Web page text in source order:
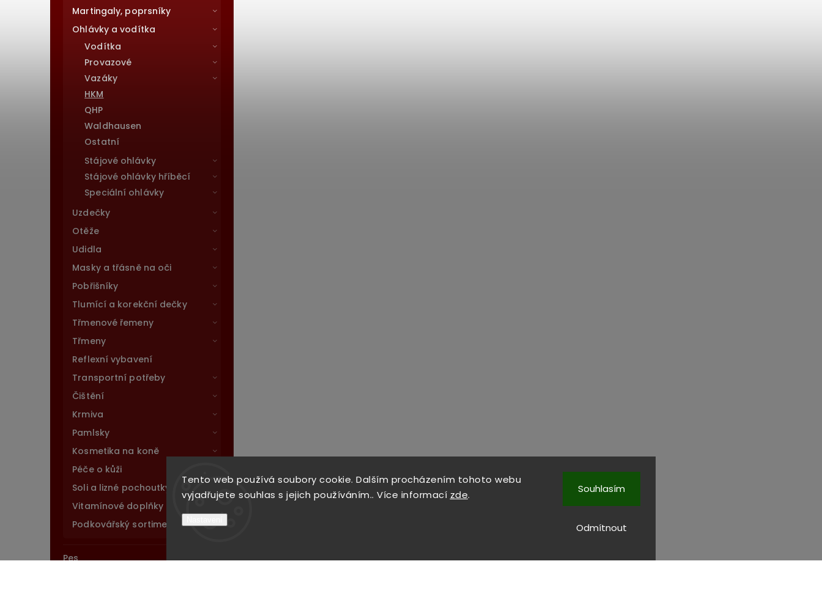
Tento web používá soubory cookie. Dalším procházením tohoto webu
vyjadřujete souhlas s jejich používáním.. Více informací zde.
Odmítnout
Souhlasím
Martingaly, poprsníky
Ohlávky a vodítka
Vodítka
Provazové
Vazáky
HKM
QHP
Waldhausen
Ostatní
Stájové ohlávky
Stájové ohlávky hříběcí
Speciální ohlávky
Uzdečky
Otěže
Udidla
Masky a třásně na oči
Pobřišníky
Tlumící a korekční dečky
Třmenové řemeny
Třmeny
Reflexní vybavení
Transportní potřeby
Čištění
Krmiva
Pamlsky
Kosmetika na koně
Péče o kůži
Soli a lizné pochoutky
Vitamínové doplňky
Podkovářský sortiment
Pes